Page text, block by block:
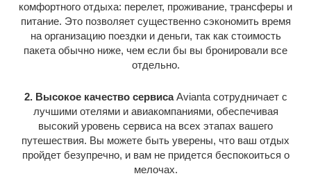
комфортного отдыха: перелет, проживание, трансферы и
питание. Это позволяет существенно сэкономить время
на организацию поездки и деньги, так как стоимость
пакета обычно ниже, чем если бы вы бронировали все
отдельно.
2. Высокое качество сервисаAvianta сотрудничает с
лучшими отелями и авиакомпаниями, обеспечивая
высокий уровень сервиса на всех этапах вашего
путешествия. Вы можете быть уверены, что ваш отдых
пройдет безупречно, и вам не придется беспокоиться о
мелочах.